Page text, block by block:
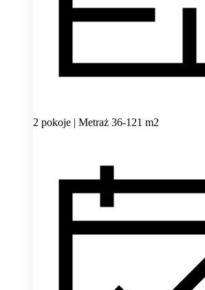
2 pokoje | Metraż 36-121 m2